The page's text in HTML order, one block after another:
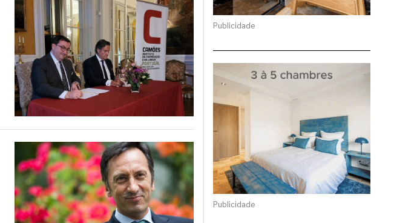
Publicidade
Publicidade